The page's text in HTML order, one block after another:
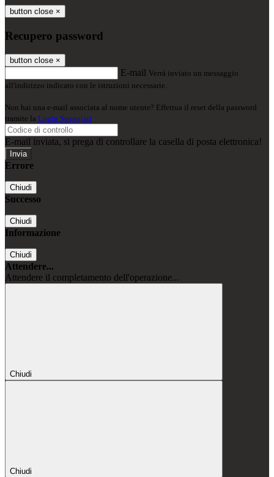
button close ×
Recupero password
button close ×
E-mail Verrà inviato un messaggio
all'indirizzo indicato con le istruzioni necessarie.
Non hai una e-mail associata al nome utente? Effettua il reset della password
tramite la Login Spaggiari
E-mail inviata, si prega di controllare la casella di posta elettronica!
Errore
Chiudi
Successo
Chiudi
Informazione
Chiudi
Attendere...
Attendere il completamento dell'operazione...
Chiudi
Chiudi